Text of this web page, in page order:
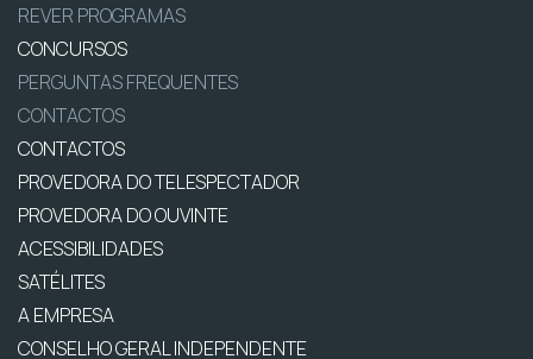
REVER PROGRAMAS
CONCURSOS
PERGUNTAS FREQUENTES
CONTACTOS
CONTACTOS
PROVEDORA DO TELESPECTADOR
PROVEDORA DO OUVINTE
ACESSIBILIDADES
SATÉLITES
A EMPRESA
CONSELHO GERAL INDEPENDENTE